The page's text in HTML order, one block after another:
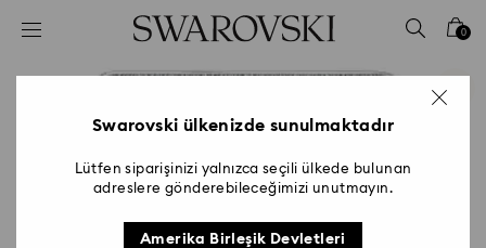
Accesskeys list
2 - Footer
0
Swarovski ülkenizde sunulmaktadır
Lütfen siparişinizi yalnızca seçili ülkede bulunan
adreslere gönderebileceğimizi unutmayın.
Amerika Birleşik Devletleri